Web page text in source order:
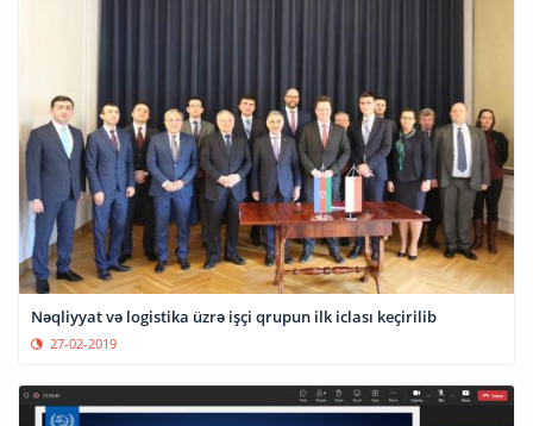
Nəqliyyat və logistika üzrə işçi qrupun ilk iclası keçirilib
27-02-2019